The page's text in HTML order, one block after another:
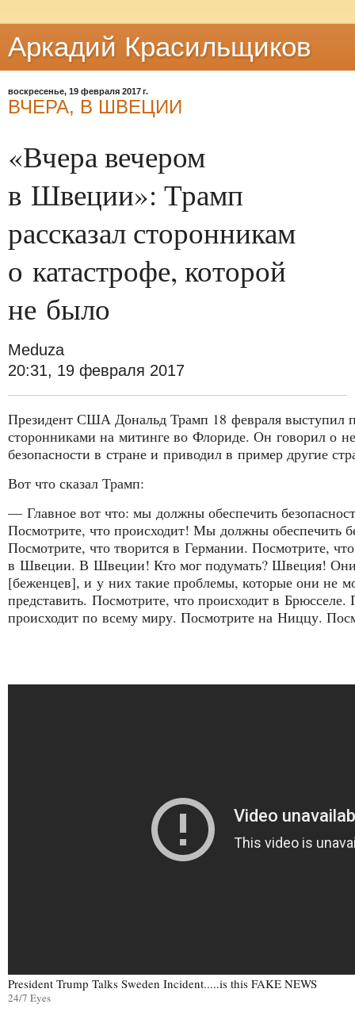
Аркадий Красильщиков
воскресенье, 19 февраля 2017 г.
ВЧЕРА, В ШВЕЦИИ
«Вчера вечером
в Швеции»: Трамп
рассказал сторонникам
о катастрофе, которой
не было
Meduza
20:31, 19 февраля 2017
Президент США Дональд Трамп 18 февраля выступил
сторонниками на митинге во Флориде. Он говорил о
безопасности в стране и приводил в пример другие
Вот что сказал Трамп:
— Главное вот что: мы должны обеспечить
Посмотрите, что происходит! Мы должны обеспечить
Посмотрите, что творится в Германии. Посмотрите,
в Швеции. В Швеции! Кто мог подумать? Швеция! Они
[беженцев], и у них такие проблемы, которые они не
представить. Посмотрите, что происходит в Брюсселе.
происходит по всему миру. Посмотрите на Ниццу.
President Trump Talks Sweden Incident.....is this FAKE NEWS
24/7 Eyes